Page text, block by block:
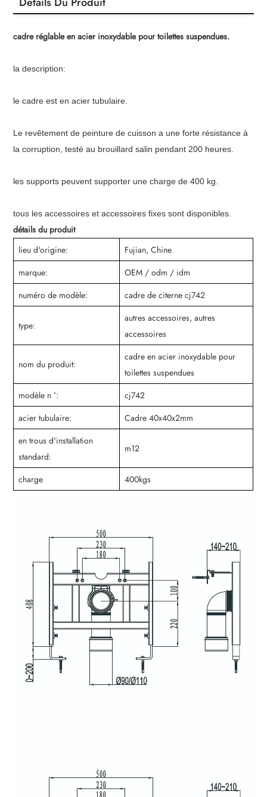
cadre réglable en acier inoxydable pour toilettes suspendues.
la description:
le cadre est en acier tubulaire.
Le revêtement de peinture de cuisson a une forte résistance à
la corruption, testé au brouillard salin pendant 200 heures.
les supports peuvent supporter une charge de 400 kg.
tous les accessoires et accessoires fixes sont disponibles.
détails du produit
lieu d'origine:
Fujian, Chine
marque:
OEM / odm / idm
numéro de modèle:
cadre de citerne cj742
type:
autres accessoires, autres
accessoires
nom du produit:
cadre en acier inoxydable pour
toilettes suspendues
modèle n °:
cj742
acier tubulaire:
Cadre 40x40x2mm
en trous d'installation
standard:
m12
charge 400kgs